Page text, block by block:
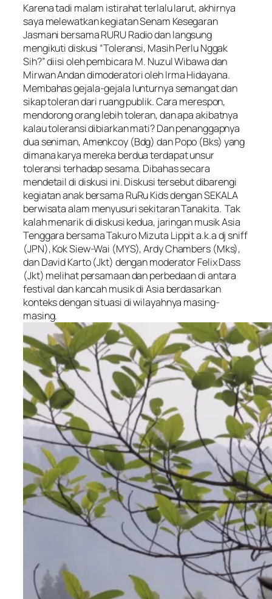
Karena tadi malam istirahat terlalu larut, akhirnya
saya melewatkan kegiatan Senam Kesegaran
Jasmani bersama RURU Radio dan langsung
mengikuti diskusi “Toleransi, Masih Perlu Nggak
Sih?” diisi oleh pembicara M. Nuzul Wibawa dan
Mirwan Andan dimoderatori oleh Irma Hidayana.
Membahas gejala-gejala lunturnya semangat dan
sikap toleran dari ruang publik. Cara merespon,
mendorong orang lebih toleran, dan apa akibatnya
kalau toleransi dibiarkan mati? Dan penanggapnya
dua seniman, Amenkcoy (Bdg) dan Popo (Bks) yang
dimana karya mereka berdua terdapat unsur
toleransi terhadap sesama. Dibahas secara
mendetail di diskusi ini. Diskusi tersebut dibarengi
kegiatan anak bersama RuRu Kids dengan SEKALA
berwisata alam menyusuri sekitaran Tanakita. Tak
kalah menarik di diskusi kedua, jaringan musik Asia
Tenggara bersama Takuro Mizuta Lippit a.k.a dj sniff
(JPN), Kok Siew-Wai (MYS), Ardy Chambers (Mks),
dan David Karto (Jkt) dengan moderator Felix Dass
(Jkt) melihat persamaan dan perbedaan di antara
festival dan kancah musik di Asia berdasarkan
konteks dengan situasi di wilayahnya masing-
masing.